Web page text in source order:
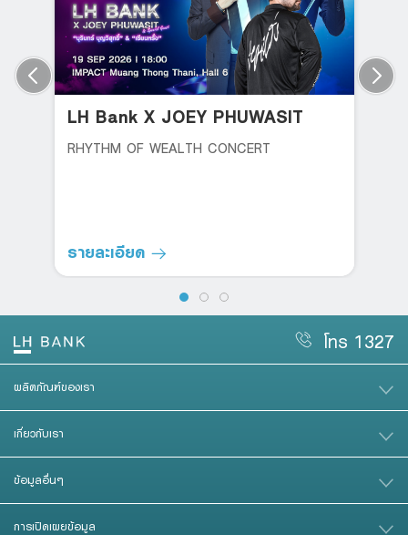
LH Bank X JOEY PHUWASIT
RHYTHM OF WEALTH CONCERT
รายละเอียด
โทร 1327
ผลิตภัณฑ์ของเรา
เกี่ยวกับเรา
ข้อมูลอื่นๆ
การเปิดเผยข้อมูล